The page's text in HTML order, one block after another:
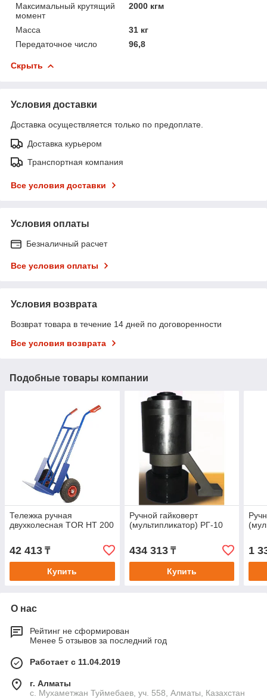
Максимальный крутящий
момент
2000 кгм
Масса
31 кг
Передаточное число
96,8
Скрыть
Условия доставки
Доставка осуществляется только по предоплате.
Доставка курьером
Транспортная компания
Все условия доставки
Условия оплаты
Безналичный расчет
Все условия оплаты
Условия возврата
Возврат товара в течение 14 дней по договоренности
Все условия возврата
Подобные товары компании
Тележка ручная
двухколесная TOR HT 200
42 413 ₸
Купить
Ручной гайковерт
(мультипликатор) РГ-10
434 313₸
Купить
1
О нас
Рейтинг не сформирован
Менее 5 отзывов за последний год
Работает с 11.04.2019
г. Алматы
с. Мухаметжан Туймебаев, уч. 558, Алматы, Казахстан